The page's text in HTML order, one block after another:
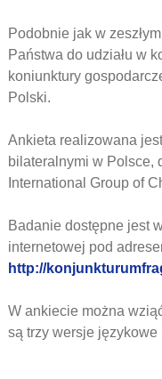
Podobnie jak w
Państwa do udziału w
koniunktury
Polski.
Ankieta realizowana
bilateralnymi w Polsce,
International Group of
Badanie dostępne jest
internetowej pod
http://
W ankiecie można
są trzy wersje